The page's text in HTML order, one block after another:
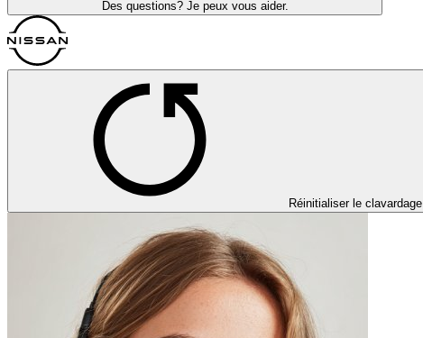
Des questions? Je peux vous aider.
Réinitialiser le clavardage